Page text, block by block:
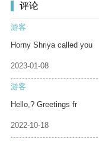
评论
游客
Horny Shriya called you
2023-01-08
游客
Hello,? Greetings fr
2022-10-18